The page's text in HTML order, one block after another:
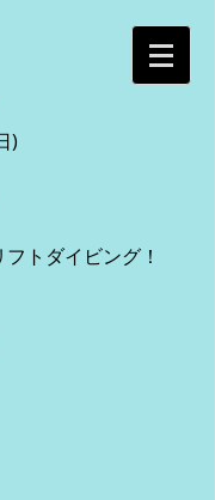
)
トダイビング！